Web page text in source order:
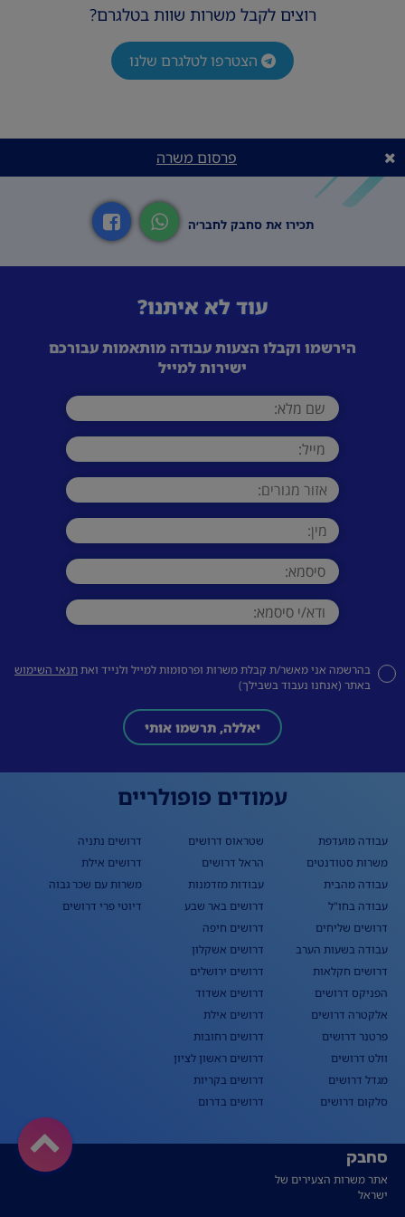
רוצים לקבל משרות שוות בטלגרם?
הצטרפו לטלגרם שלנו
פרסום משרה
תכירו את סחבק לחבר׳ה
עוד לא איתנו?
הירשמו וקבלו הצעות עבודה מותאמות עבורכם
ישירות למייל
בהרשמה אני מאשר/ת קבלת משרות ופרסומות למייל ולנייד ואתתנאי השימוש
באתר (אנחנו נעבוד בשבילך)
יאללה, תרשמו אותי
עמודים פופולריים
עבודה מועדפת
משרות סטודנטים
עבודה מהבית
עבודה בחו"ל
דרושים שליחים
עבודה בשעות הערב
דרושים חקלאות
הפניקס דרושים
אלקטרה דרושים
פרטנר דרושים
וולט דרושים
מגדל דרושים
סלקום דרושים
שטראוס דרושים
הראל דרושים
עבודות מזדמנות
דרושים באר שבע
דרושים חיפה
דרושים אשקלון
דרושים ירושלים
דרושים אשדוד
דרושים אילת
דרושים רחובות
דרושים ראשון לציון
דרושים בקריות
דרושים בדרום
דרושים נתניה
דרושים אילת
משרות עם שכר גבוה
דיוטי פרי דרושים
סחבק
אתר משרות הצעירים של
ישראל